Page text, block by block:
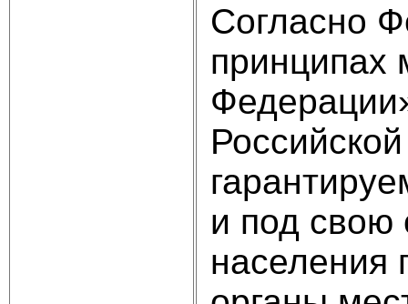
Согласно
принципах
и под свою
населения